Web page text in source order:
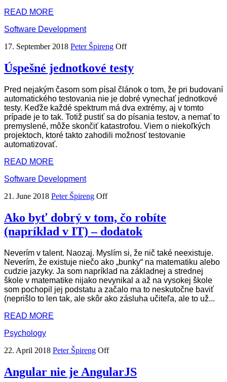
READ MORE
Software Development
17. September 2018 Peter Špireng Off
Úspešné jednotkové testy
Pred nejakým časom som písal článok o tom, že pri budovaní
automatického testovania nie je dobré vynechať jednotkové
testy. Keďže každé spektrum má dva extrémy, aj v tomto
prípade je to tak. Totiž pustiť sa do písania testov, a nemať to
premyslené, môže skončiť katastrofou. Viem o niekoľkých
projektoch, ktoré takto zahodili možnosť testovanie
automatizovať.
READ MORE
Software Development
21. June 2018 Peter Špireng Off
Ako byť dobrý v tom, čo robíte
(napríklad v IT) – dodatok
Neverím v talent. Naozaj. Myslím si, že nič také neexistuje.
Neverím, že existuje niečo ako „bunky“ na matematiku alebo
cudzie jazyky. Ja som napríklad na základnej a strednej
škole v matematike nijako nevynikal a až na vysokej škole
som pochopil jej podstatu a začalo ma to neskutočne baviť
(neprišlo to len tak, ale skôr ako zásluha učiteľa, ale to už...
READ MORE
Psychology
22. April 2018 Peter Špireng Off
Angular nie je AngularJS